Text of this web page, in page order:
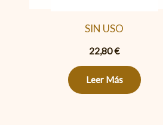
SIN USO
22,80€
Leer Más